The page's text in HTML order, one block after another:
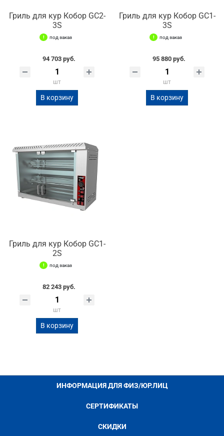
Гриль для кур Кобор GC2-
3S
под заказ
94 703 руб.
шт
В корзину
Гриль для кур Кобор GC1-
3S
под заказ
95 880 руб.
шт
В корзину
Гриль для кур Кобор GC1-
2S
под заказ
82 243 руб.
шт
В корзину
ИНФОРМАЦИЯ ДЛЯ ФИЗ/ЮР.ЛИЦ
СЕРТИФИКАТЫ
СКИДКИ